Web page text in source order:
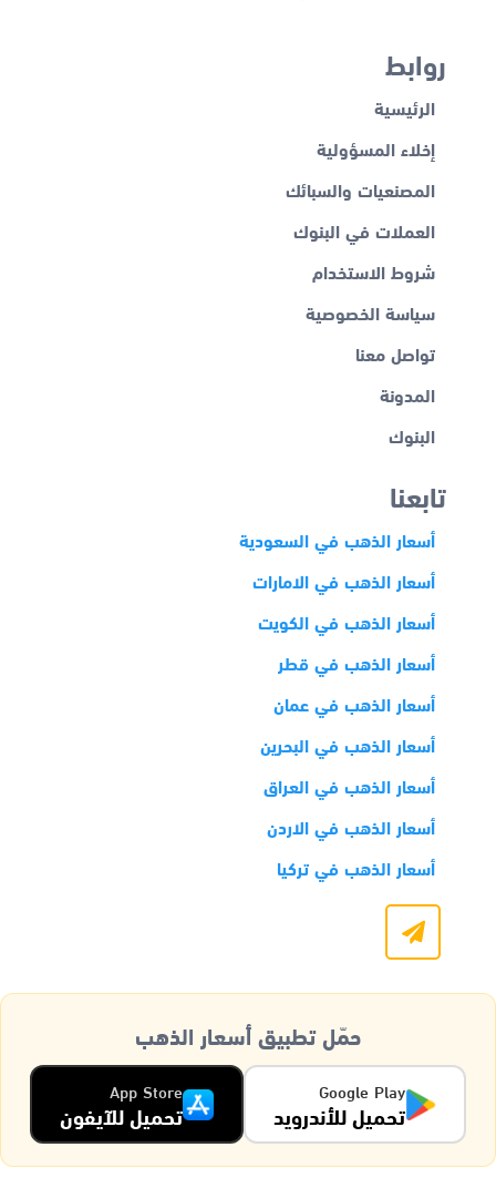
روابط
الرئيسية
إخلاء المسؤولية
المصنعيات والسبائك
العملات في البنوك
شروط الاستخدام
سياسة الخصوصية
تواصل معنا
المدونة
البنوك
تابعنا
أسعار الذهب في السعودية
أسعار الذهب في الامارات
أسعار الذهب في الكويت
أسعار الذهب في قطر
أسعار الذهب في عمان
أسعار الذهب في البحرين
أسعار الذهب في العراق
أسعار الذهب في الاردن
أسعار الذهب في تركيا
حمّل تطبيق أسعار الذهب
Google Play
تحميل للأندرويد
App Store
تحميل للآيفون